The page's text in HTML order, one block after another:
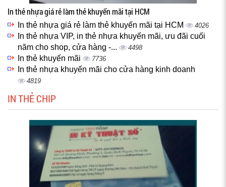
In thẻ nhựa giá rẻ làm thẻ khuyến mãi tại HCM
In thẻ nhựa giá rẻ làm thẻ khuyến mãi tại HCM 4026
In thẻ nhựa VIP, in thẻ nhựa khuyến mãi, ưu đãi cuối
năm cho shop, cửa hàng -...
4498
In thẻ khuyến mãi 7736
In thẻ nhựa khuyến mãi cho cửa hàng kinh doanh
4819
IN THẺ CHIP